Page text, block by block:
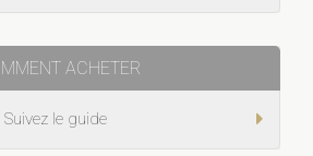
ACHETER
Suivez le guide